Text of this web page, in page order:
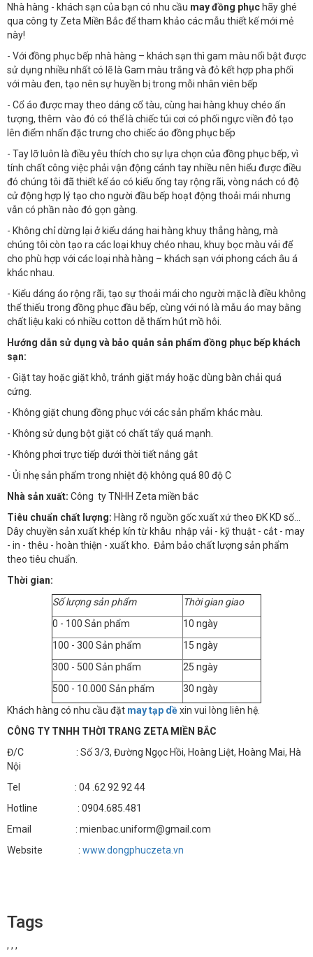
Nhà hàng - khách sạn của bạn có nhu cầu may đồng phục hãy ghé
qua công ty Zeta Miền Bắc để tham khảo các mẫu thiết kế mới mẻ
này!
- Với đồng phục bếp nhà hàng – khách sạn thì gam màu nổi bật được
sử dụng nhiều nhất có lẽ là Gam màu trắng và đỏ kết hợp pha phối
với màu đen, tạo nên sự huyền bị trong mỗi nhân viên bếp
- Cổ áo được may theo dáng cổ tàu, cùng hai hàng khuy chéo ấn
tượng, thêm vào đó có thể là chiếc túi cơi có phối ngực viền đỏ tạo
lên điểm nhấn đặc trưng cho chiếc áo đồng phục bếp
- Tay lỡ luôn là điều yêu thích cho sự lựa chọn của đồng phục bếp, vì
tính chất công việc phải vận động cánh tay nhiều nên hiểu được điều
đó chúng tôi đã thiết kế áo có kiểu ống tay rộng rãi, vòng nách có độ
cử động hợp lý tạo cho người đầu bếp hoạt động thoải mái nhưng
vẫn có phần nào đó gọn gàng.
- Không chỉ dừng lại ở kiểu dáng hai hàng khuy thẳng hàng, mà
chúng tôi còn tạo ra các loại khuy chéo nhau, khuy bọc màu vải để
cho phù hợp với các loại nhà hàng – khách sạn với phong cách âu á
khác nhau.
- Kiểu dáng áo rộng rãi, tạo sự thoải mái cho người mặc là điều không
thể thiếu trong đồng phục đầu bếp, cùng với nó là mẫu áo may bằng
chất liệu kaki có nhiều cotton dễ thấm hút mồ hôi.
Hướng dẫn sử dụng và bảo quản sản phẩm đồng phục bếp khách
sạn:
- Giặt tay hoặc giặt khô, tránh giặt máy hoặc dùng bàn chải quá
cứng.
- Không giặt chung đồng phục với các sản phẩm khác màu.
- Không sử dụng bột giặt có chất tẩy quá mạnh.
- Không phơi trực tiếp dưới thời tiết nắng gắt
- Ủi nhẹ sản phẩm trong nhiệt độ không quá 80 độ C
Nhà sản xuất: Công ty TNHH Zeta miền bắc
Tiêu chuẩn chất lượng: Hàng rõ nguồn gốc xuất xứ theo ĐK KD số…
Dây chuyền sản xuất khép kín từ khâu nhập vải - kỹ thuật - cắt - may
- in - thêu - hoàn thiện - xuất kho. Đảm bảo chất lượng sản phẩm
theo tiêu chuẩn.
Thời gian:
Số lượng sản phẩm
Thời gian giao
0 - 100 Sản phẩm
10 ngày
100 - 300 Sản phẩm
15 ngày
300 - 500 Sản phẩm
25 ngày
500 - 10.000 Sản phẩm
30 ngày
Khách hàng có nhu cầu đặt may tạp dềxin vui lòng liên hệ.
CÔNG TY TNHH THỜI TRANG ZETA MIỀN BẮC
Đ/C : Số 3/3, Đường Ngọc Hồi, Hoàng Liệt, Hoàng Mai, Hà
Nội
Tel : 04 .62 92 92 44
Hotline : 0904.685.481
Email : mienbac.uniform@gmail.com
Website : www.dongphuczeta.vn
Tags
, , ,